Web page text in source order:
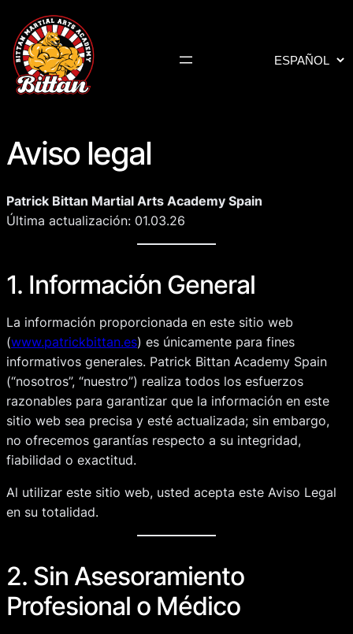
Elegir
Aviso legal
Patrick Bittan Martial Arts Academy Spain
Última actualización: 01.03.26
1. Información General
La información proporcionada en este sitio web
(www.patrickbittan.es) es únicamente para fines
informativos generales. Patrick Bittan Academy Spain
(“nosotros”, “nuestro”) realiza todos los esfuerzos
razonables para garantizar que la información en este
sitio web sea precisa y esté actualizada; sin embargo,
no ofrecemos garantías respecto a su integridad,
fiabilidad o exactitud.
Al utilizar este sitio web, usted acepta este Aviso Legal
en su totalidad.
2. Sin Asesoramiento
Profesional o Médico